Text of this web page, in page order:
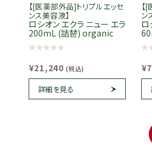
【[医薬部外品]トリプルエッセ
ンス美容液】
ロシオン エクラ ニュー エラ
200mL (詰替) organic
¥21,240 (税込)
詳細を見る
【
ン
ロ